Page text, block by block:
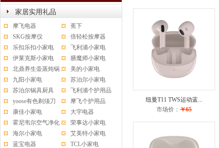
家居实用礼品
摩飞电器
蕉下
SKG按摩仪
倍轻松按摩器
乐扣乐扣小家电
飞利浦小家电
伊莱克斯小家电
膳魔师小家电
北鼎养生壶蒸炖锅
水杯
美的小家电
九阳小家电
苏泊尔小家电
苏泊尔锅具厨具
飞利浦个护用品
yoose有色剃须刀
摩飞个护用品
康佳小家电
大宇电器
霍尼韦尔空气净化
器
荣事达小家电
海尔小家电
艾美特小家电
蓝宝电器
TCL小家电
纽曼T11 TWS运动蓝...
市场价： ￥65